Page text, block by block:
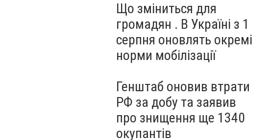
Що зміниться для
громадян . В Україні з 1
серпня оновлять окремі
норми мобілізації
Генштаб оновив втрати
РФ за добу та заявив
про знищення ще 1340
окупантів